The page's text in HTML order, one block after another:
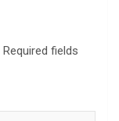
Required fields